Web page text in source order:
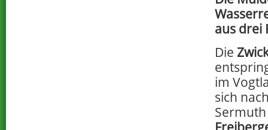
aus drei
Die
im
sich